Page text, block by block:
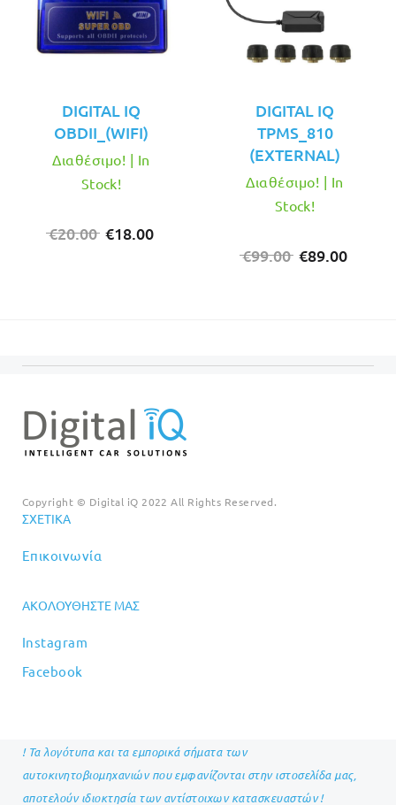
DIGITAL IQ
OBDII_(WIFI)
€20.00 Original
€18.00
Διαθέσιμο! | In
Stock!
DIGITAL IQ
TPMS_810
(EXTERNAL)
€99.00 Original
€89.00
Διαθέσιμο! | In
Stock!
Copyright © Digital iQ 2022 All Rights Reserved.
ΣΧΕΤΙΚΆ
Επικοινωνία
ΑΚΟΛΟΥΘΉΣΤΕ ΜΑΣ
Instagram
Facebook
! Τα λογότυπα και τα εμπορικά σήματα των
αυτοκινητοβιομηχανιών που εμφανίζονται στην ιστοσελίδα μας,
αποτελούν ιδιοκτησία των αντίστοιχων κατασκευαστών !